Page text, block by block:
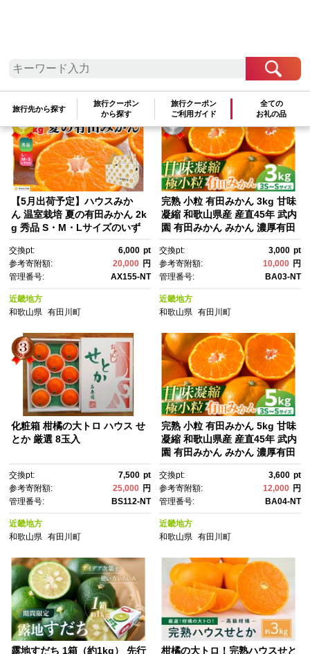
旅行先から探す
旅行クーポン
から探す
旅行クーポン
ご利用ガイド
全ての
お礼の品
【5月出荷予定】ハウスみか
ん 温室栽培 夏の有田みかん 2k
g 秀品 S・M・Lサイズのいず
の会
交換pt: 6,000 pt
参考寄附額:
20,000 円
管理番号:
AX155-NT
近畿地方
和歌山県
有田川町
完熟 小粒 有田みかん 3kg 甘味
凝縮 和歌山県産 産直45年 武内
園 有田みかん みかん 濃厚有田
みかん 小さいみかん みかん オ
レンジロードYY 産直 みかん 和
歌山みかん 和歌山県産みか
ん みかん みかん 有田みかん 数
量限定【みかん ミカン みか
ん mikan みかん ミカン みか
ん ミカン みかん ミカン みか
ん ミカン みかん ミカン】
交換pt: 3,000 pt
参考寄附額:
10,000 円
管理番号:
BA03-NT
近畿地方
和歌山県 有田川町
化粧箱 柑橘の大トロ ハウス せ
とか 厳選 8玉入
交換pt: 7,500 pt
参考寄附額:
25,000 円
管理番号:
BS112-NT
近畿地方
和歌山県
有田川町
完熟 小粒 有田みかん 5kg 甘味
凝縮 和歌山県産 産直45年 武内
園 有田みかん みかん 濃厚有田
みかん 小さいみかん みかん オ
レンジロードYY 産直 みかん 和
歌山みかん 和歌山県産みか
ん みかん みかん 有田みかん 数
量限定【みかん ミカン みか
ん mikan みかん ミカン みか
ん ミカン みかん ミカン みか
ん ミカン みかん ミカン】
交換pt: 3,600 pt
参考寄附額:
12,000 円
管理番号:
BA04-NT
近畿地方
和歌山県 有田川町
露地すだち 1箱（約1kg） 先行
柑橘の大トロ！完熟ハウスせと